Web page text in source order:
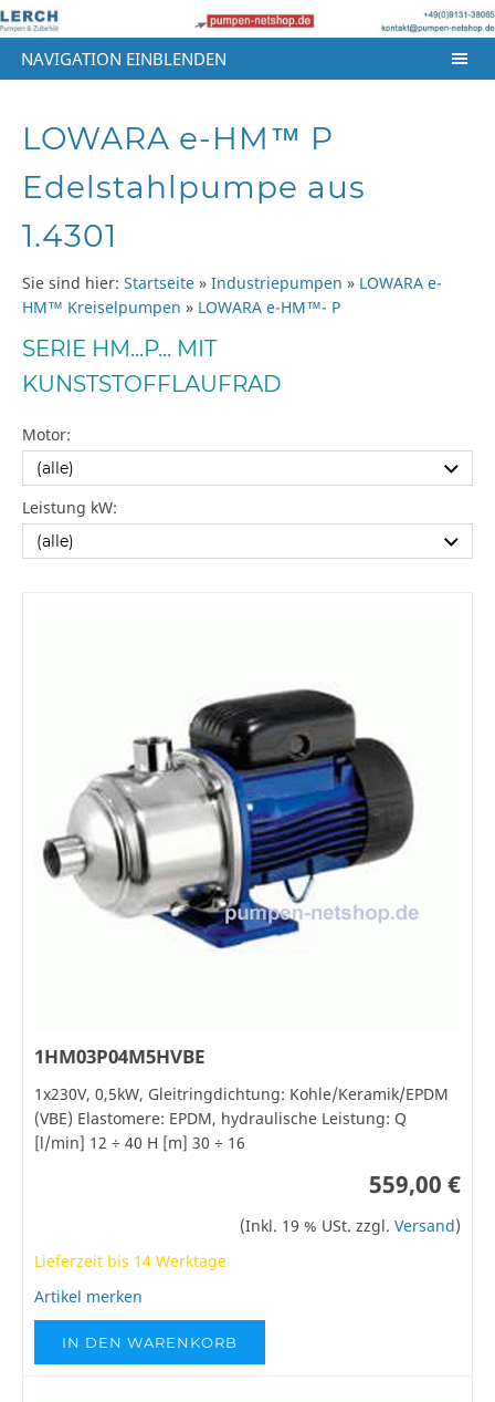
NAVIGATION EINBLENDEN
LOWARA e-HM™ P
Edelstahlpumpe aus
1.4301
Sie sind hier: Startseite » Industriepumpen » LOWARA e-
HM™ Kreiselpumpen » LOWARA e-HM™- P
SERIE HM...P... MIT
KUNSTSTOFFLAUFRAD
Motor:
Leistung kW:
1HM03P04M5HVBE
1x230V, 0,5kW, Gleitringdichtung: Kohle/Keramik/EPDM
(VBE) Elastomere: EPDM, hydraulische Leistung: Q
[l/min] 12 ÷ 40 H [m] 30 ÷ 16
559,00 €
(Inkl. 19 % USt. zzgl. Versand)
Lieferzeit bis 14 Werktage
Artikel merken
IN DEN WARENKORB